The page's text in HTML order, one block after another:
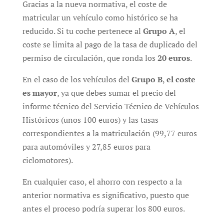
Gracias a la nueva normativa, el coste de
matricular un vehículo como histórico se ha
reducido. Si tu coche pertenece al Grupo A, el
coste se limita al pago de la tasa de duplicado del
permiso de circulación, que ronda los 20 euros.
En el caso de los vehículos del Grupo B,el coste
es mayor, ya que debes sumar el precio del
informe técnico del Servicio Técnico de Vehículos
Históricos (unos 100 euros) y las tasas
correspondientes a la matriculación (99,77 euros
para automóviles y 27,85 euros para
ciclomotores).
En cualquier caso, el ahorro con respecto a la
anterior normativa es significativo, puesto que
antes el proceso podría superar los 800 euros.